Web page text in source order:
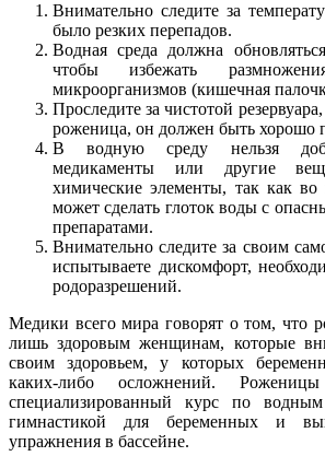
Внимательно следите за
было резких перепадов.
Водная среда должна
чтобы избежать
микроорганизмов (кишечная
Проследите за чистотой
роженица, он должен быть хорошо
В водную среду нельзя
медикаменты или другие
химические элементы, так как
может сделать глоток воды с
препаратами.
Внимательно следите за своим
испытываете дискомфорт,
родоразрешений.
Медики всего мира говорят о том, что
лишь здоровым женщинам, которые
своим здоровьем, у которых
каких-либо осложнений.
специализированный курс по
гимнастикой для беременных и
упражнения в бассейне.